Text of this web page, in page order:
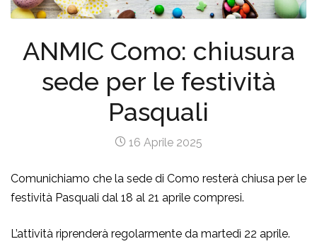
ANMIC Como: chiusura
sede per le festività
Pasquali
16 Aprile 2025
Comunichiamo che la sede di Como resterà chiusa per le
festività Pasquali dal 18 al 21 aprile compresi.
L’attività riprenderà regolarmente da martedì 22 aprile.